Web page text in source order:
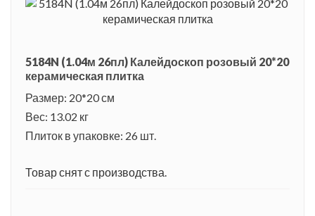
5184N (1.04м 26пл) Калейдоскоп розовый 20*20
керамическая плитка
Размер: 20*20 см
Вес: 13.02 кг
Плиток в упаковке: 26 шт.
Товар снят с производства.